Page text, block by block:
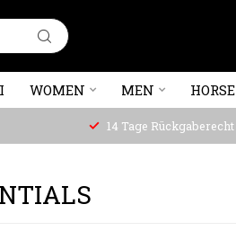
WOMEN MEN HORSE
14 Tage Rückgaberecht